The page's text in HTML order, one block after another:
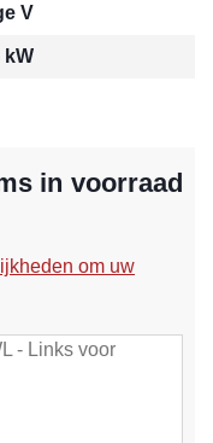
V
kW
in voorraad
om uw